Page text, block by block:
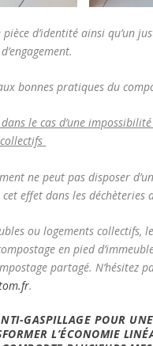
d’identité ainsi qu’un
bonnes pratiques du
le cas d’une
ne peut pas disposer
effet dans les déchèteries
ou logements collectifs,
en pied
partagé.
.
GASPILLAGE POUR
L’ÉCONOMIE